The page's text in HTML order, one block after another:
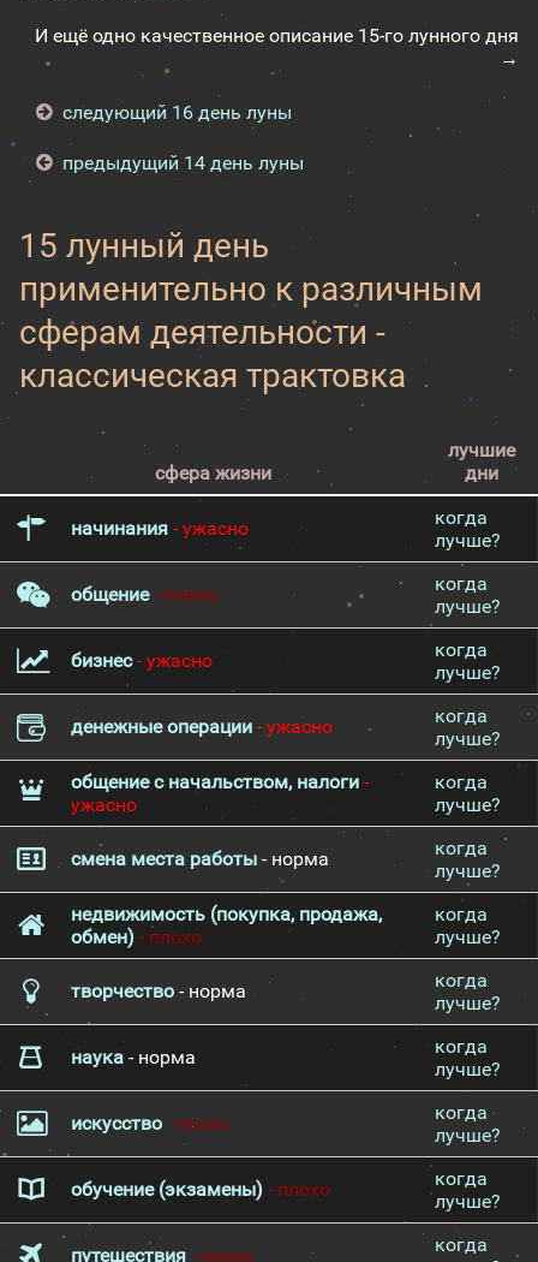
И ещё одно качественное описание 15-го лунного дня
→
следующий 16 день луны
предыдущий 14 день луны
15 лунный день
применительно к различным
сферам деятельности -
классическая трактовка
сфера жизни
лучшие
дни
начинания - ужасно
когда
лучше?
общение- плохо
когда
лучше?
бизнес- ужасно
когда
лучше?
денежные операции - ужасно
когда
лучше?
общение с начальством, налоги -
ужасно
когда
лучше?
смена места работы- норма
когда
лучше?
недвижимость (покупка, продажа,
обмен) - плохо
когда
лучше?
творчество - норма
когда
лучше?
наука - норма
когда
лучше?
искусство - плохо
когда
лучше?
обучение (экзамены) - плохо
когда
лучше?
путешествия - плохо
когда